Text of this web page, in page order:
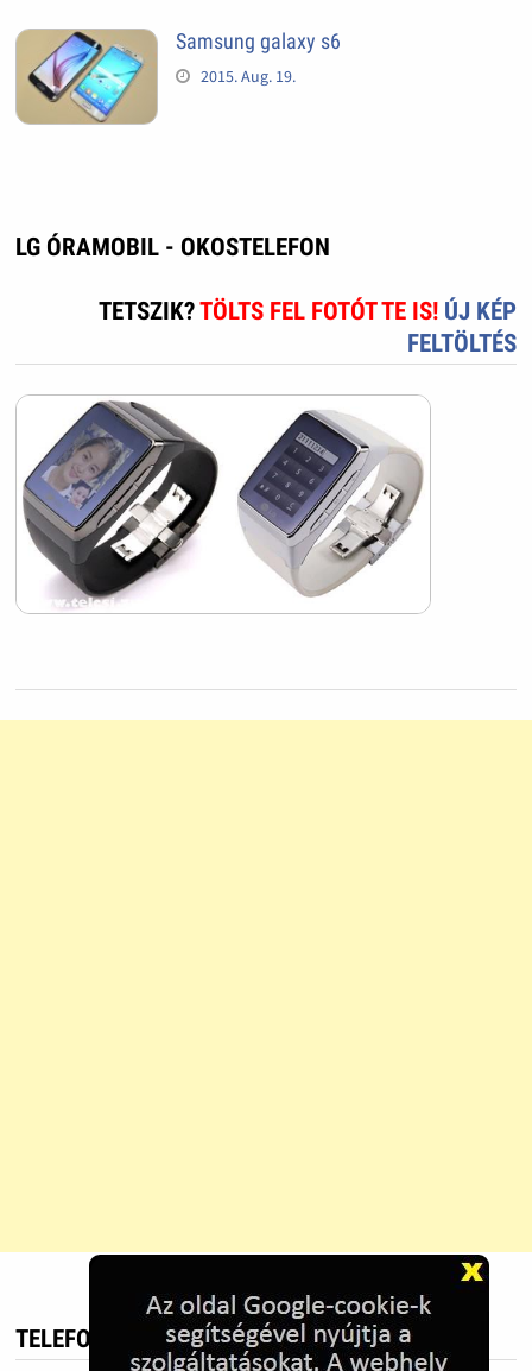
Samsung galaxy s6
2015. Aug. 19.
LG ÓRAMOBIL - OKOSTELEFON
TETSZIK?TÖLTS FEL FOTÓT TE IS! ÚJ KÉP
FELTÖLTÉS
TELEFON HIRDETÉS